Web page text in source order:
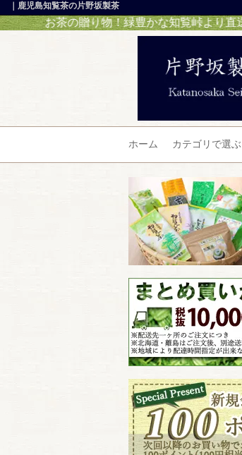
｜鹿児島知覧茶の片野坂製茶
贈り物！緑豊かな知覧峠より直送致します
ホーム カテゴリで選ぶ